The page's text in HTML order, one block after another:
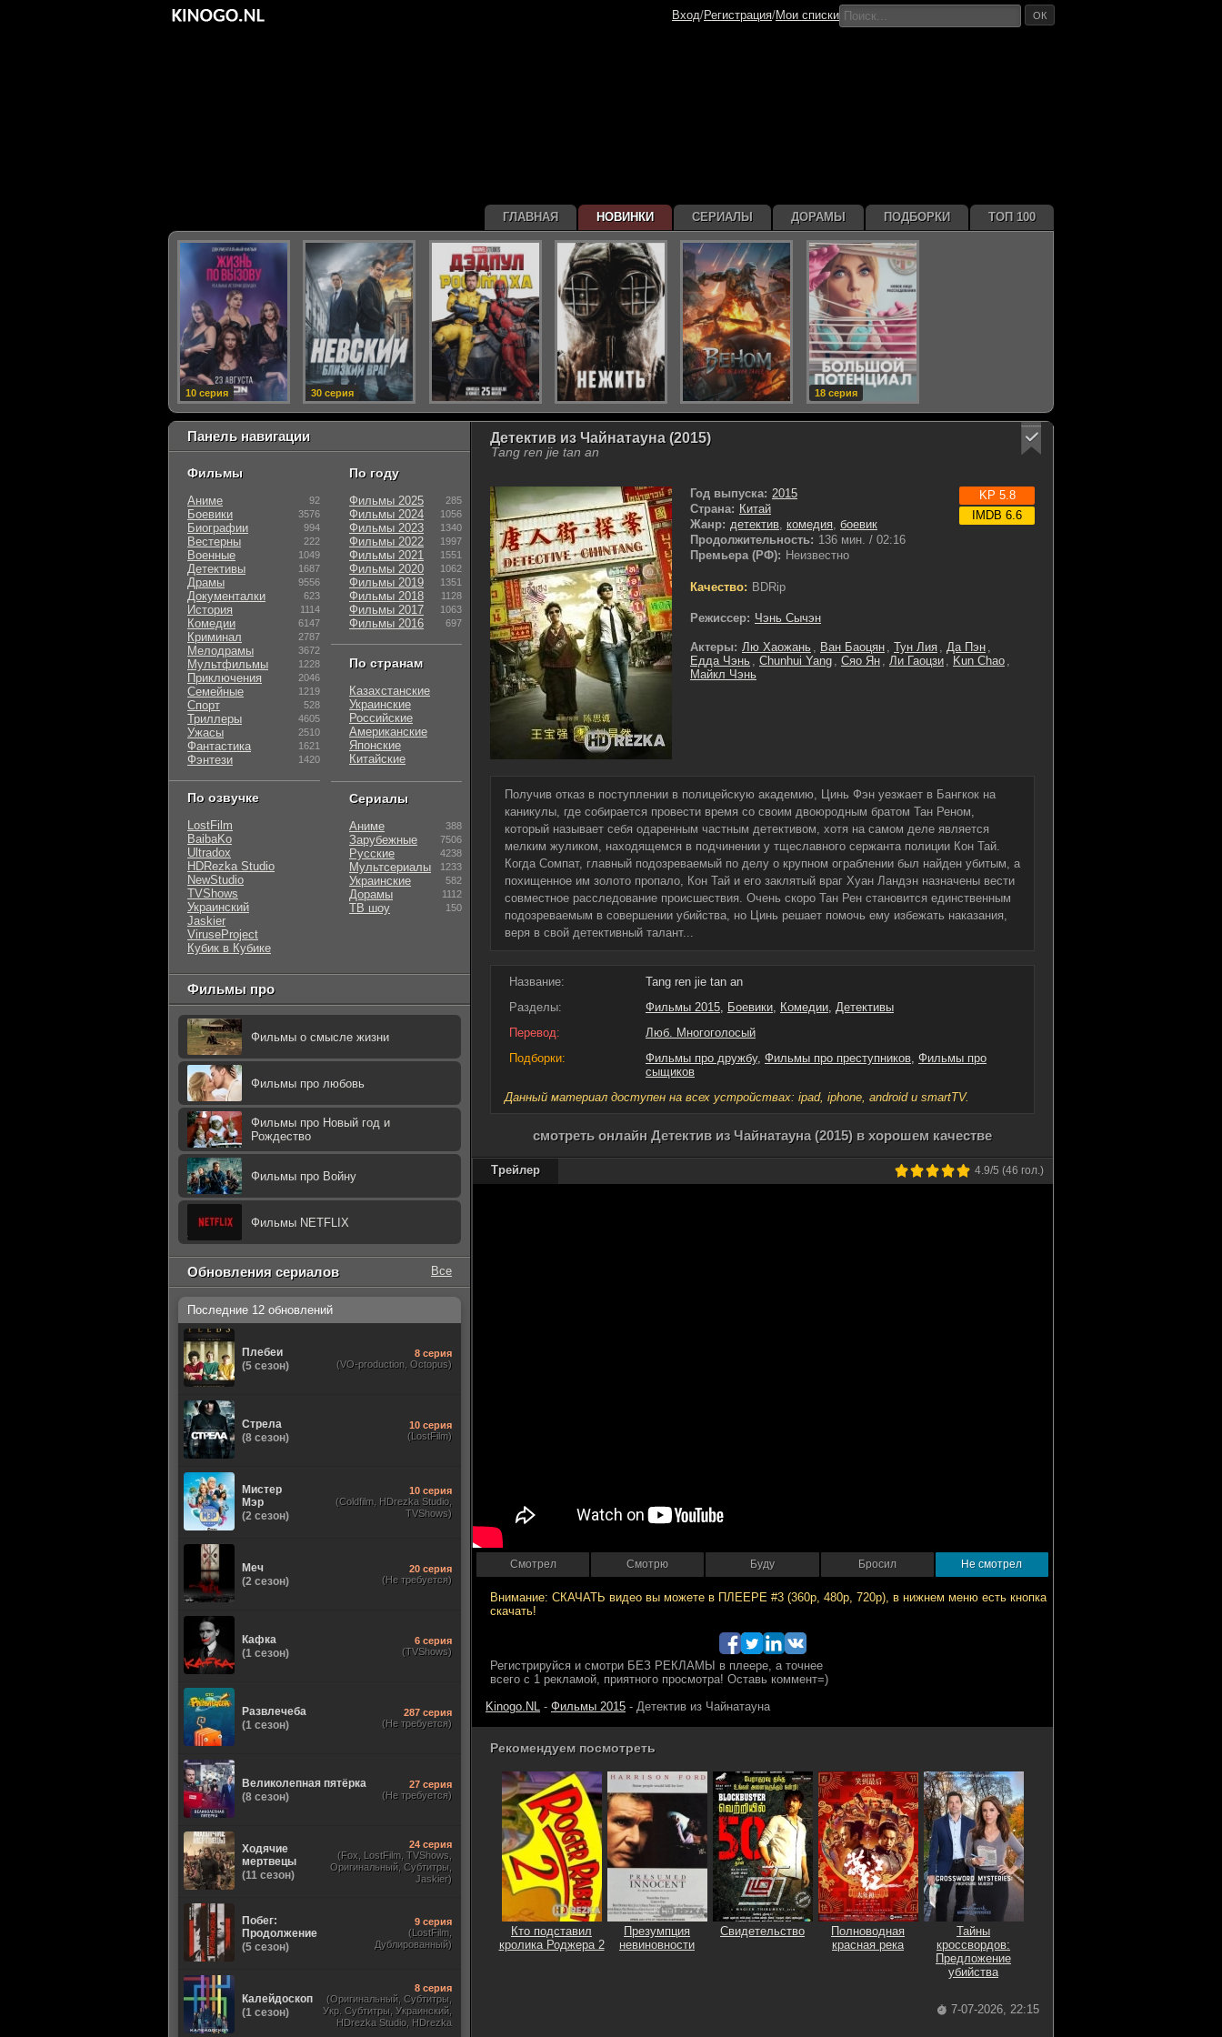
Детектив из Чайнатауна (2015)
Tang ren jie tan an
KP 5.8
IMDB 6.6
Год выпуска: 2015
Страна: Китай
Жанр: детектив, комедия, боевик
Продолжительность: 136 мин. / 02:16
Премьера (РФ): Неизвестно
Качество: BDRip
Режиссер: Чэнь Сычэн
Актеры: Лю Хаожань , Ван Баоцян , Тун Лия , Да Пэн ,
Едда Чэнь , Chunhui Yang , Сяо Ян , Ли Гаоцзи , Kun Chao ,
Майкл Чэнь
Получив отказ в поступлении в полицейскую академию, Цинь Фэн уезжает в Бангкок на
каникулы, где собирается провести время со своим двоюродным братом Тан Реном,
который называет себя одаренным частным детективом, хотя на самом деле является
мелким жуликом, находящемся в подчинении у тщеславного сержанта полиции Кон Тай.
Когда Сомпат, главный подозреваемый по делу о крупном ограблении был найден убитым, а
похищенное им золото пропало, Кон Тай и его заклятый враг Хуан Ландэн назначены вести
совместное расследование происшествия. Очень скоро Тан Рен становится единственным
подозреваемым в совершении убийства, но Цинь решает помочь ему избежать наказания,
веря в свой детективный талант...
Название:
Tang ren jie tan an
Разделы:
Фильмы 2015, Боевики, Комедии, Детективы
Перевод:
Люб. Многоголосый
Подборки:
Фильмы про дружбу, Фильмы про преступников, Фильмы про
сыщиков
Данный материал доступен на всех устройствах: ipad, iphone, android и smartTV.
смотреть онлайн Детектив из Чайнатауна (2015) в хорошем качестве
4.9/5 (46 гол.)
Трейлер
Смотрел Смотрю Буду Бросил Не смотрел
Kinogo.NL - Фильмы 2015 - Детектив из Чайнатауна
Рекомендуем посмотреть
Кто подставил
кролика Роджера 2
Презумпция
невиновности
Свидетельство
Полноводная
красная река
Тайны
кроссвордов:
Предложение
убийства
7-07-2026, 22:15
Панель навигации
Фильмы
Аниме 92
Боевики 3576
Биографии 994
Вестерны 222
Военные 1049
Детективы 1687
Драмы 9556
Документалки 623
История 1114
Комедии 6147
Криминал 2787
Мелодрамы 3672
Мультфильмы 1228
Приключения 2046
Семейные 1219
Спорт 528
Триллеры 4605
Ужасы 2510
Фантастика 1621
Фэнтези 1420
По озвучке
LostFilm
BaibaKo
Ultradox
HDRezka Studio
NewStudio
TVShows
Украинский
Jaskier
ViruseProject
Кубик в Кубике
По году
Фильмы 2025 285
Фильмы 2024 1056
Фильмы 2023 1340
Фильмы 2022 1997
Фильмы 2021 1551
Фильмы 2020 1062
Фильмы 2019 1351
Фильмы 2018 1128
Фильмы 2017 1063
Фильмы 2016 697
По странам
Казахстанские
Украинские
Российские
Американские
Японские
Китайские
Сериалы
Аниме 388
Зарубежные 7506
Русские 4238
Мультсериалы 1233
Украинские 582
Дорамы 1112
ТВ шоу 150
Фильмы про
Фильмы о смысле жизни
Фильмы про любовь
Фильмы про Новый год и
Рождество
Фильмы про Войну
Фильмы NETFLIX
Обновления сериалов Все
Последние 12 обновлений
Плебеи
(5 сезон)
8 серия
(VO-production, Octopus)
Стрела
(8 сезон)
10 серия
(LostFilm)
Мистер
Мэр
(2 сезон)
10 серия
(Coldfilm, HDrezka Studio,
TVShows)
Меч
(2 сезон)
20 серия
(Не требуется)
Кафка
(1 сезон)
6 серия
(TVShows)
Развлечеба
(1 сезон)
287 серия
(Не требуется)
Великолепная пятёрка
(8 сезон)
27 серия
(Не требуется)
Ходячие
мертвецы
(11 сезон)
24 серия
(Fox, LostFilm, TVShows,
Оригинальный, Субтитры,
Jaskier)
Побег:
Продолжение
(5 сезон)
9 серия
(LostFilm,
Дублированный)
Калейдоскоп
(1 сезон)
8 серия
(Оригинальный, Субтитры,
Укр. Субтитры, Украинский,
HDrezka Studio, HDrezka
ГЛАВНАЯ НОВИНКИ СЕРИАЛЫ ДОРАМЫ ПОДБОРКИ ТОП 100
10 серия 30 серия 18 серия
Вход/Регистрация/Мои списки ОК